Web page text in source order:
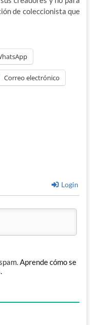
de coleccionista que
Correo electrónico
Login
Aprende cómo se